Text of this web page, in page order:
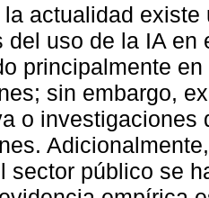
la actualidad
del uso de la IA
principalmente
sin embargo,
o investigaciones
sector público se